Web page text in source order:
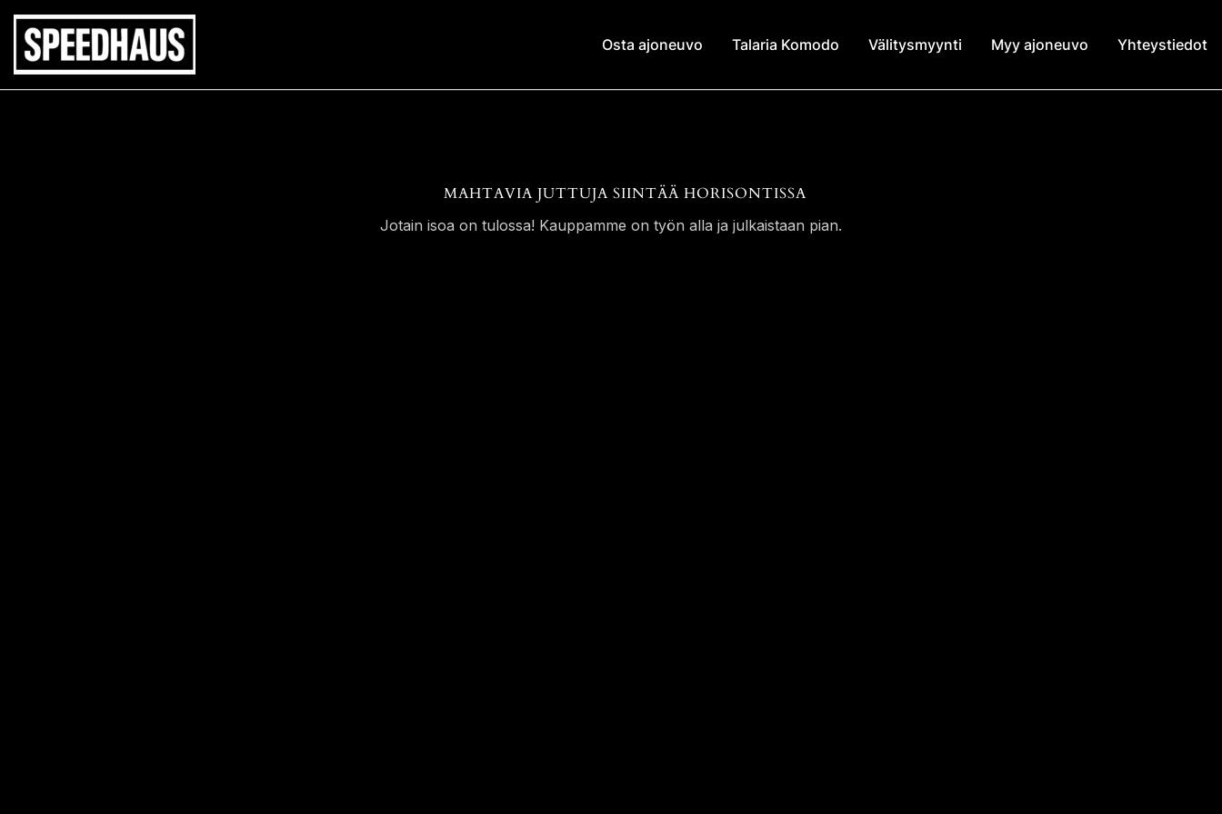
Siirry
sisältöön
Osta ajoneuvo Talaria Komodo Välitysmyynti Myy ajoneuvo Yhteystiedot
MAHTAVIA JUTTUJA SIINTÄÄ HORISONTISSA
Jotain isoa on tulossa! Kauppamme on työn alla ja julkaistaan pian.